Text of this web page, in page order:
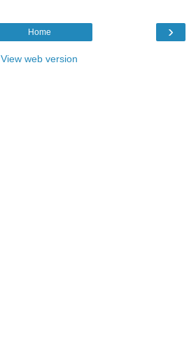
›
Home
View web version